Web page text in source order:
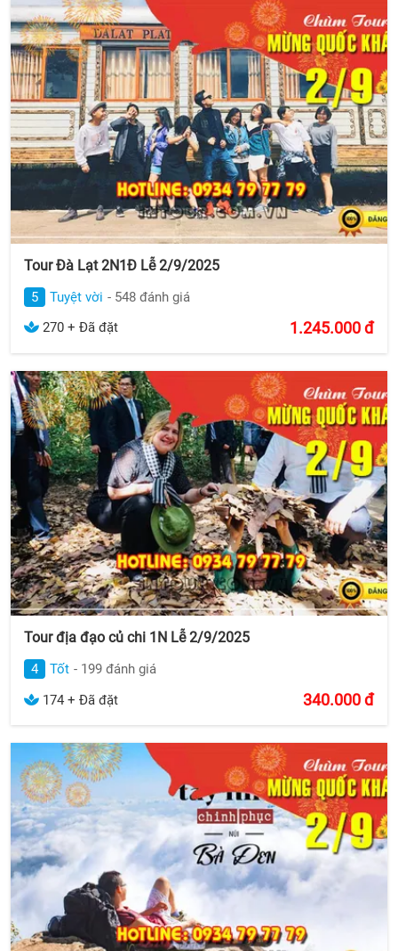
Tour Đà Lạt 2N1Đ Lễ 2/9/2025
5 Tuyệt vời - 548 đánh giá
270 + Đã đặt
1.245.000đ
Tour địa đạo củ chi 1N Lễ 2/9/2025
4 Tốt - 199 đánh giá
174 + Đã đặt
340.000đ